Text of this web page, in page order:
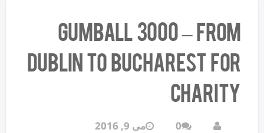
Gumball 3000 – From
Dublin To Bucharest For
Charity
0
می 9, 2016